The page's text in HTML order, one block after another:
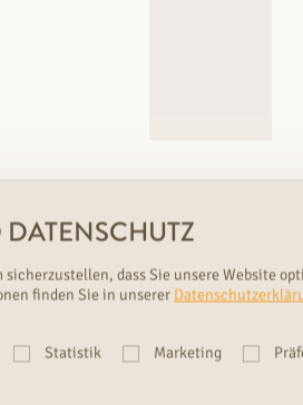
RUDDA-VORTEILE
sicherzustellen, dass Sie unsere Website
finden Sie in unserer
Statistik Marketing